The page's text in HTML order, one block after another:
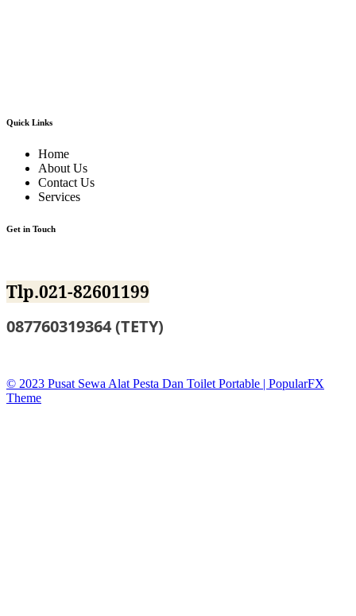
Quick Links
Home
About Us
Contact Us
Services
Get in Touch
Tlp.021-82601199
087760319364 (TETY)
© 2023 Pusat Sewa Alat Pesta Dan Toilet Portable | PopularFX
Theme